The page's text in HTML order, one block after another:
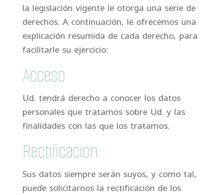
la legislación vigente le otorga una serie de
derechos. A continuación, le ofrecemos una
explicación resumida de cada derecho, para
facilitarle su ejercicio:
Acceso
Ud. tendrá derecho a conocer los datos
personales que tratamos sobre Ud. y las
finalidades con las que los tratamos.
Rectificación
Sus datos siempre serán suyos, y como tal,
puede solicitarnos la rectificación de los